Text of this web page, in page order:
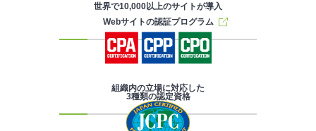
世界で10,000以上のサイトが導入
Webサイトの認証プログラム
組織内の立場に対応した
3種類の認定資格